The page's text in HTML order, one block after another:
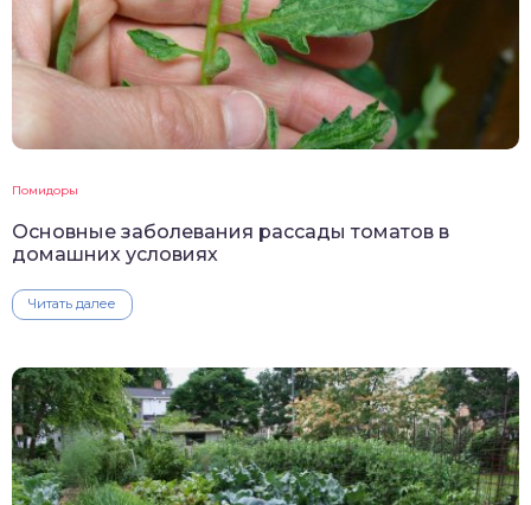
Помидоры
Основные заболевания рассады томатов в
домашних условиях
Читать далее